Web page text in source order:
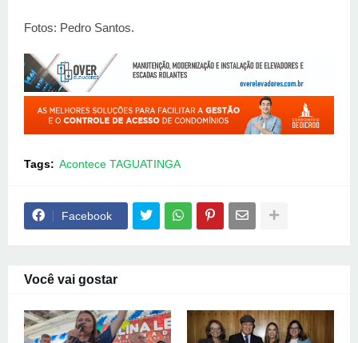
Fotos: Pedro Santos.
Tags: Acontece TAGUATINGA
Facebook
Você vai gostar